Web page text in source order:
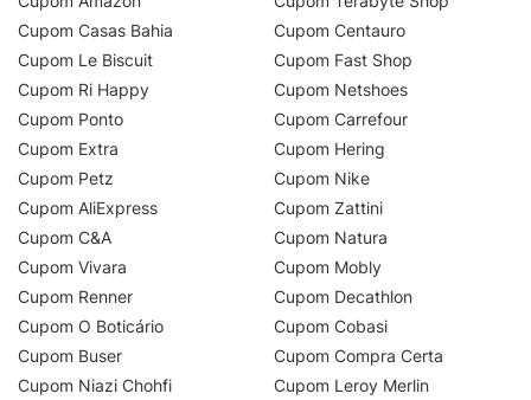
Cupom Casas Bahia
Cupom Le Biscuit
Cupom Ri Happy
Cupom Ponto
Cupom Extra
Cupom Petz
Cupom AliExpress
Cupom C&A
Cupom Vivara
Cupom Renner
Cupom O Boticário
Cupom Buser
Cupom Niazi Chohfi
Cupom Centauro
Cupom Fast Shop
Cupom Netshoes
Cupom Carrefour
Cupom Hering
Cupom Nike
Cupom Zattini
Cupom Natura
Cupom Mobly
Cupom Decathlon
Cupom Cobasi
Cupom Compra Certa
Cupom Leroy Merlin